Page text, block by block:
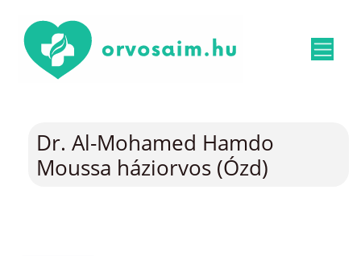
Dr. Al-Mohamed Hamdo
Moussa háziorvos (Ózd)